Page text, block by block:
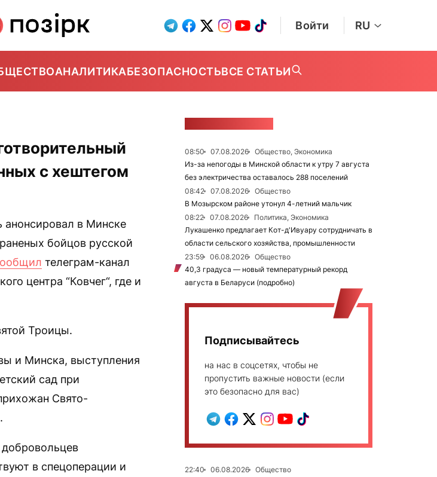
Войти RU
АНАЛИТИКАБЕЗОПАСНОСТЬВСЕ СТАТЬИ
с хештегом
в Минске
бойцов русской
телеграм-канал
центра “Ковчег“, где и
Троицы.
и Минска, выступления
сад при
Свято-
в спецоперации и
08:50 07.08.2026
Общество, Экономика
Из-за непогоды в Минской области к утру 7 августа
без электричества оставалось 288 поселений
08:42
07.08.2026
Общество
В Мозырском районе утонул 4-летний мальчик
08:22
07.08.2026
Политика, Экономика
Лукашенко предлагает Кот-д'Ивуару сотрудничать в
области сельского хозяйства, промышленности
23:59
06.08.2026
Общество
40,3 градуса — новый температурный рекорд
августа в Беларуси (подробно)
Подписывайтесь
на нас в соцсетях, чтобы не
пропустить важные новости (если
это безопасно для вас)
22:40 06.08.2026
Общество